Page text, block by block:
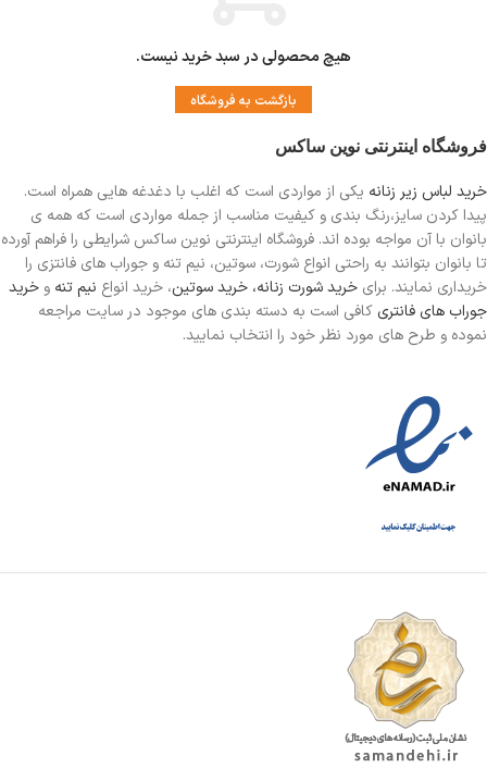
هیچ محصولی در سبد خرید نیست.
بازگشت به فروشگاه
فروشگاه اینترنتی نوین ساکس
خرید لباس زیر زنانه یکی از مواردی است که اغلب با دغدغه هایی همراه است.
پیدا کردن سایز،رنگ بندی و کیفیت مناسب از جمله مواردی است که همه ی
بانوان با آن مواجه بوده اند. فروشگاه اینترنتی نوین ساکس شرایطی را فراهم آورده
تا بانوان بتوانند به راحتی انواع شورت، سوتین، نیم تنه و جوراب های فانتزی را
خریداری نمایند. برای خرید شورت زنانه، خرید سوتین، خرید انواع نیم تنه و خرید
جوراب های فانتری کافی است به دسته بندی های موجود در سایت مراجعه
نموده و طرح های مورد نظر خود را انتخاب نمایید.